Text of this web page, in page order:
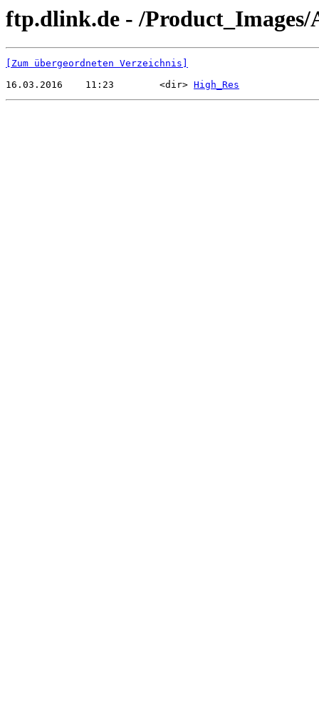
ftp.dlink.de - /Product_Images/
[Zum übergeordneten Verzeichnis]
16.03.2016    11:23        <dir> High_Res